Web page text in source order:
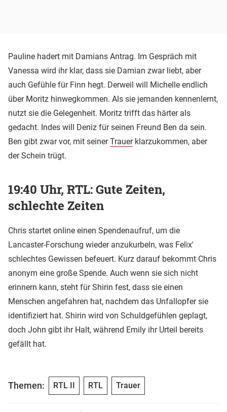
Pauline hadert mit Damians Antrag. Im Gespräch mit
Vanessa wird ihr klar, dass sie Damian zwar liebt, aber
auch Gefühle für Finn hegt. Derweil will Michelle endlich
über Moritz hinwegkommen. Als sie jemanden kennenlernt,
nutzt sie die Gelegenheit. Moritz trifft das härter als
gedacht. Indes will Deniz für seinen Freund Ben da sein.
Ben gibt zwar vor, mit seinerTrauerklarzukommen, aber
der Schein trügt.
19:40 Uhr, RTL: Gute Zeiten,
schlechte Zeiten
Chris startet online einen Spendenaufruf, um die
Lancaster-Forschung wieder anzukurbeln, was Felix'
schlechtes Gewissen befeuert. Kurz darauf bekommt Chris
anonym eine große Spende. Auch wenn sie sich nicht
erinnern kann, steht für Shirin fest, dass sie einen
Menschen angefahren hat, nachdem das Unfallopfer sie
identifiziert hat. Shirin wird von Schuldgefühlen geplagt,
doch John gibt ihr Halt, während Emily ihr Urteil bereits
gefällt hat.
Themen: RTL II RTL Trauer